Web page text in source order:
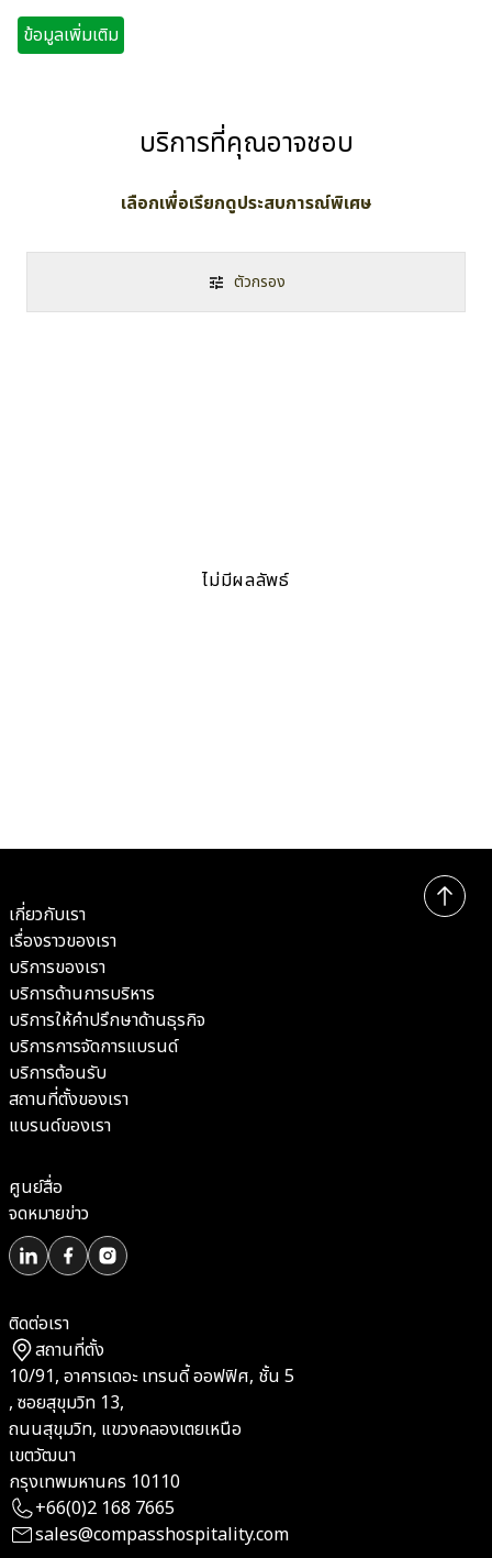
ข้อมูลเพิ่มเติม
บริการที่คุณอาจชอบ
เลือกเพื่อเรียกดูประสบการณ์พิเศษ
ตัวกรอง
ไม่มีผลลัพธ์
เกี่ยวกับเรา
เรื่องราวของเรา
บริการของเรา
บริการด้านการบริหาร
บริการให้คำปรึกษาด้านธุรกิจ
บริการการจัดการแบรนด์
บริการต้อนรับ
สถานที่ตั้งของเรา
แบรนด์ของเรา
ศูนย์สื่อ
จดหมายข่าว
ติดต่อเรา
สถานที่ตั้ง
10/91, อาคารเดอะ เทรนดี้ ออฟฟิศ, ชั้น 5
, ซอยสุขุมวิท 13,
ถนนสุขุมวิท, แขวงคลองเตยเหนือ
เขตวัฒนา
กรุงเทพมหานคร 10110
+66(0)2 168 7665
sales@compasshospitality.com